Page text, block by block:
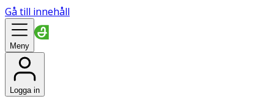
Gå till innehåll
Meny
Logga in